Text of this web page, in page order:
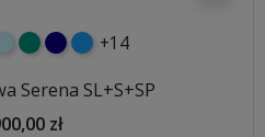
turkusowy
granatowy
niebieski
+14
Serena SL+S+SP
zł